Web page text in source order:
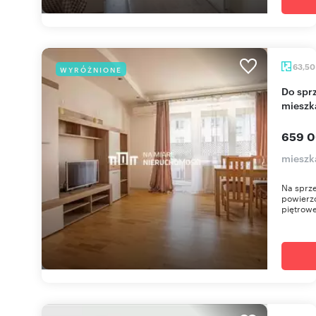
WYRÓŻNIONE 63,50
Do sprzedania funkcjonalne 3-pokojowe
659
Na